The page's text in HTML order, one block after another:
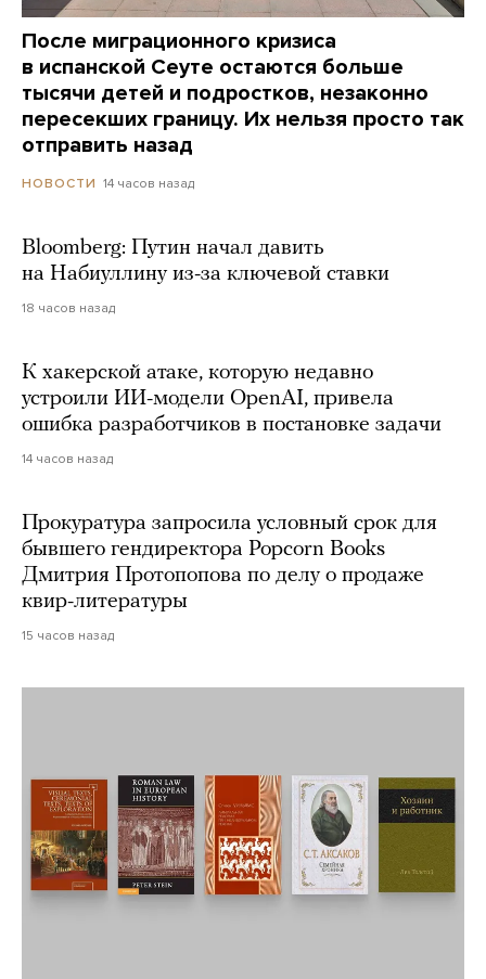
После миграционного кризиса
в испанской Сеуте остаются больше
тысячи детей и подростков, незаконно
пересекших границу. Их нельзя просто так
отправить назад
НОВОСТИ 14 часов назад
Bloomberg: Путин начал давить
на Набиуллину из-за ключевой ставки
18 часов назад
К хакерской атаке, которую недавно
устроили ИИ-модели OpenAI, привела
ошибка разработчиков в постановке задачи
14 часов назад
Прокуратура запросила условный срок для
бывшего гендиректора Popcorn Books
Дмитрия Протопопова по делу о продаже
квир-литературы
15 часов назад